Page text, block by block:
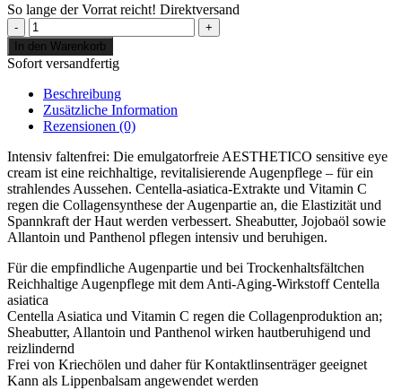
So lange der Vorrat reicht! Direktversand
AESTHETICO
sensitive
eye
cream
Menge
In den Warenkorb
Sofort versandfertig
Beschreibung
Zusätzliche Information
Rezensionen (0)
Intensiv faltenfrei: Die emulgatorfreie AESTHETICO sensitive eye
cream ist eine reichhaltige, revitalisierende Augenpflege – für ein
strahlendes Aussehen. Centella-asiatica-Extrakte und Vitamin C
regen die Collagensynthese der Augenpartie an, die Elastizität und
Spannkraft der Haut werden verbessert. Sheabutter, Jojobaöl sowie
Allantoin und Panthenol pflegen intensiv und beruhigen.
Für die empfindliche Augenpartie und bei Trockenhaltsfältchen
Reichhaltige Augenpflege mit dem Anti-Aging-Wirkstoff Centella
asiatica
Centella Asiatica und Vitamin C regen die Collagenproduktion an;
Sheabutter, Allantoin und Panthenol wirken hautberuhigend und
reizlindernd
Frei von Kriechölen und daher für Kontaktlinsenträger geeignet
Kann als Lippenbalsam angewendet werden